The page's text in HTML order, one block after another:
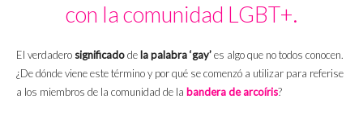
con la comunidad LGBT+.
El verdadero significadode la palabra ‘gay’es algo que no todos conocen.
¿De dónde viene este término y por qué se comenzó a utilizar para referise
a los miembros de la comunidad de la bandera de arcoíris?